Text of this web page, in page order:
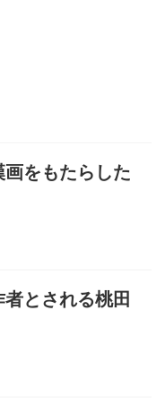
をもたらした
とされる桃田